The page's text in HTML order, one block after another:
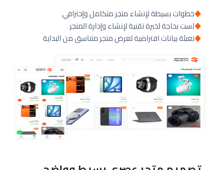
خطوات بسيطة لإنشاء متجر متكامل وإحترافي
لست بحاجة لخبرة تقنية لإنشاء وإدارة المتجر
تعبئة بيانات افتراضية لعرض متجر متناسق من البداية